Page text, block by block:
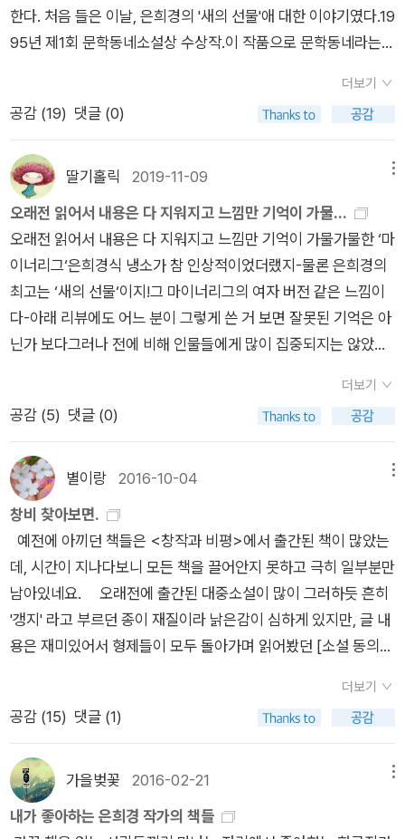
찔리게 하는 것이다.그 긴 세월동안 그들을 묶어준 것은 무엇일
까? 구원의 여인상처럼 등장한 소희에 대한 순정일까? 유신과 독
들대로 살고 우리는 우리 식으로 살면 되는 것(p.242)'이라는 삶
의 태도, 아니, 그런 식으로 세상을 풍자적으로 바라볼 수 있는,
바라보기만 하는 것이 아니라 그렇게 살 수밖에 없는 인생의 처
지, 그런 것들일 것이다. 그러한 점에서 이 소설은 단지 이 시대에
살아남은 40대 남자들만의 이야기가 아닌 것이 된다.2. 엿장수
맘대로 - 은희경식 해석'의형제, 숙부인, 교유, 출분, 국상, 출사표,
반정, 휴거, 화적, 상도, 태평성대'단순한 열거만으로는 무협지 내
지는 대하 역사소설의 소제목들로 보이는 위의 제목들은 소설 <
마이너리그> 각 장의 제목들이다. 거창하지 않은가? 그러나 그
이름마저 비범해 보이는 두환과 조국을 비롯하여 형준, 승주 네
사람의 인생은 그리 거창하지 않을 뿐만 아니라 '국상'이나 '반
진지하지 못하다.심지어 실상은 개개인에게 처절하기까지 했을
되고 도려내어져서 농담이나 코미디처럼 재구성되었다. 그런데
작품 속에서 '무슨 일이든 분석하고 결론을 내리는(p.242)' 역할
을 담당했던 형준조차 남의 인생을 대필해주며 살아가게 되는 점
또한 지독하게 냉소적이라 할 수 있다.그렇다고 이 소설이 세상에
대한 비웃음으로 끝나지 않는다는 점은, 지독한 말장난 중간중간
에 등장하는 인생에 대한 고찰에서 드러난다:'... 그러다 어느 한순
간 멈추고 돌아보니 그렇게 의식없이 보내버린 시간이 쌓여서 바
로 자기 인생이 되었다는 걸 깨닫는다. ... 뭐라고? 나는 좋은 인생
살아보지도 못했는데, 그런데 내가 무턱대고 살아왔던 그것이 바
로 내 인생이었다고?(p53)'드라마나 소설의 주인공들 대부분은
성공도 실패도 사랑도 비탄도 메이저급으로 한다. 사실 메이저급
의 슬픔이나 기쁨 한 번 느껴보지 않은 사람이 누가 있겠는가. 그
러나 수많은 사람들이 드렁칡처럼 얽혀 사는 일상에서는 그러한
것들이 드러나지 않는다. '엿같다'고 생각한 세월과 인생, 가끔은
한다. 처음 들은 이날, 은희경의 '새의 선물'애 대한 이야기였다.19
95년 제1회 문학동네소설상 수상작.이 작품으로 문학동네라는
을 읽었더랬다.그리고 잊고 있었는데... 방송을 들으니 옛 기억이
새록새록 난다.벌써 30년 전 일. 그때의 나로 다시 돌아갔다.책이
나 노래는 예전의 나를 소환해서 좋다. 물론 안 좋은 기억이 있을
때도 있지만.개정판이 나왔고, 100쇄 기념판이란 얘기는 방송을
통해서 알았다.아! 다시 읽어봐야지 싶어 얼른 구매했다.(알라딘
이 적립금을 자꾸 준 덕분, 시니컬한 게 인상적이었던 '마이너리
그'도 다시 읽어봐야지)물론 아직 읽지는 못했다. ㅠㅠ첫 방송이
맘에 들어 아예 KBS 라디오 앱 콩 KONG을 설치했다.그리고 매
일 오후 11시, 자동 실행되게 루틴을 설정해놨다.알람을 맞춘다거
나 시간을 확인하거나 하지 않아도 되니 편하다.지금도 꾸준히까
지는 아니지만 챙겨 들으려고 하고 있다.
더보기
공감 (19) 댓글 (0)
딸기홀릭 2019-11-09
오래전 읽어서 내용은 다 지워지고 느낌만 기억이 가물...
오래전 읽어서 내용은 다 지워지고 느낌만 기억이 가물가물한 ‘마
이너리그‘은희경식 냉소가 참 인상적이었더랬지-물론 은희경의
최고는 ‘새의 선물‘이지!그 마이너리그의 여자 버전 같은 느낌이
다-아래 리뷰에도 어느 분이 그렇게 쓴 거 보면 잘못된 기억은 아
닌가 보다그러나 전에 비해 인물들에게 많이 집중되지는 않았다-
같은 인물들이 꼭 있다는 거! 만나고 돌아서면 기가 빨려 피곤함
이 훅 밀려오는 그런 사람. 그럼에도 그런 사람들과 거리를 두고
관계를 이어가는 나도 읽으면서 도무지 이해가 안되는 김유경과
비슷한 면이 있다 생각했다-인간은 다 자기를 주인공으로 편집해
서 기억한다는 김희진의 말이 맞는것 같다 ㅎㅎ같은 세대는 아니
지만 나의 풋풋했던 그때를 떠올리며 그때의 친구들은 어찌 지내
나 궁금해졌다+마이너리그를 다시 한 번 읽어볼까나??
더보기
공감 (5) 댓글 (0)
별이랑 2016-10-04
창비 찾아보면.
데, 시간이 지나다보니 모든 책을 끌어안지 못하고 극히 일부분만
남아있네요. 오래전에 출간된 대중소설이 많이 그러하듯 흔히
'갱지' 라고 부르던 종이 재질이라 낡은감이 심하게 있지만, 글 내
용은 재미있어서 형제들이 모두 돌아가며 읽어봤던 [소설 동의보
동의보감] 기존 역사를 근거로 허준의 생애를 작가가 무한 상상
력 발휘해 소설로 재탄생 시켰던 글. 유홍준 [나의 문화유산
답사기]전 7권의 국내편 과 4권의 일본편까지...국내편은 5권까
지는 열심히 구매해서 읽었는데... 7권이 나오고 일본까지 영역을
넓히셨군요.문화유산 사진과 역사적 사실을 설명하면서 답사 당
시의 에피소드까지 읽기 쉽게 풀어놓은 글이라 저의 소장 도서도
더보기
공감 (15) 댓글 (1)
가을벚꽃 2016-02-21
내가 좋아하는 은희경 작가의 책들